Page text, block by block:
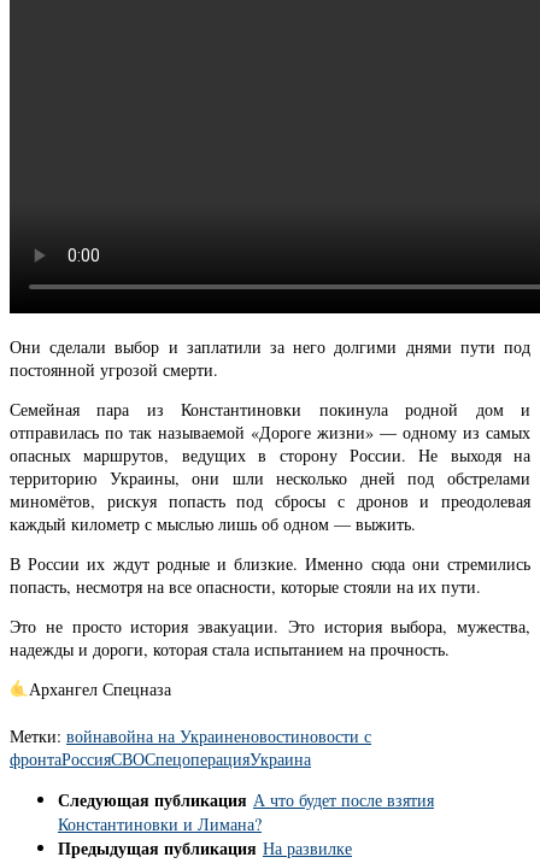
Они сделали выбор и заплатили за него долгими днями пути под
постоянной угрозой смерти.
Семейная пара из Константиновки покинула родной дом и
отправилась по так называемой «Дороге жизни» — одному из самых
опасных маршрутов, ведущих в сторону России. Не выходя на
территорию Украины, они шли несколько дней под обстрелами
миномётов, рискуя попасть под сбросы с дронов и преодолевая
каждый километр с мыслью лишь об одном — выжить.
В России их ждут родные и близкие. Именно сюда они стремились
попасть, несмотря на все опасности, которые стояли на их пути.
Это не просто история эвакуации. Это история выбора, мужества,
надежды и дороги, которая стала испытанием на прочность.
Архангел Спецназа
Метки: войнавойна на Украиненовостиновости с
фронтаРоссияСВОСпецоперацияУкраина
Следующая публикация А что будет после взятия
Константиновки и Лимана?
Предыдущая публикация На развилке